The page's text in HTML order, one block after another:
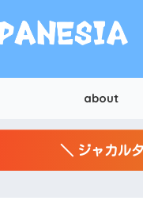
about
＼ ジャカル